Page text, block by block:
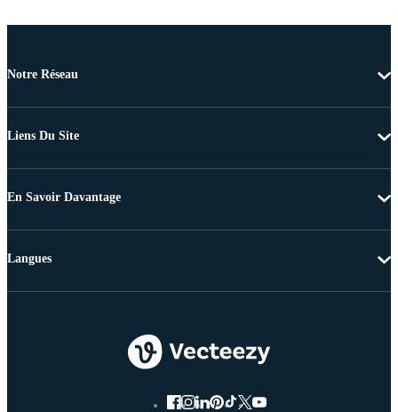
Notre Réseau
Liens Du Site
En Savoir Davantage
Langues